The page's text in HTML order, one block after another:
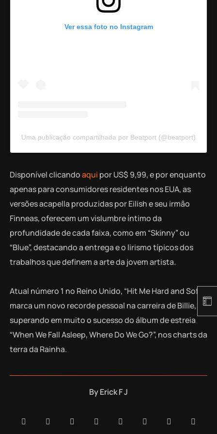
Ver essa foto no Instagram
Uma publicação compartilhada por Beatport (@beatport)
Disponível clicandoaqui por US$ 9,99, e por enquanto
apenas para consumidores residentes nos EUA, as
versões acapella produzidas por Eilish e seu irmão
Finneas, oferecem um vislumbre íntimo da
profundidade de cada faixa, como em “Skinny” ou
“Blue”, destacando a entrega e o lirismo típicos dos
trabalhos que definem a arte da jovem artista.
Atual número 1 no Reino Unido, “Hit Me Hard and Soft”,
marca um novo recorde pessoal na carreira de Billie,
superando em muito o sucesso do álbum de estreia
“When We Fall Asleep, Where Do We Go?”, nos charts da
terra da Rainha.
ByErick F J